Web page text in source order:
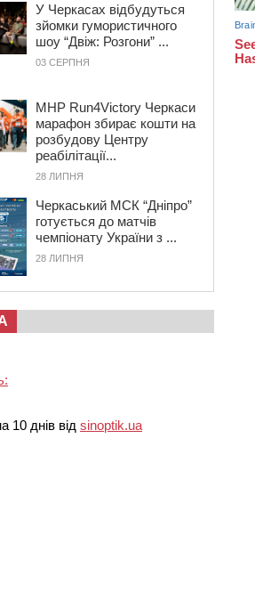
У Черкасах відбудуться
зйомки гумористичного
шоу “Двіж: Розгони” ...
03 СЕРПНЯ
MHP Run4Victory Черкаси
марафон збирає кошти на
розбудову Центру
реабілітації...
28 ЛИПНЯ
Черкаський МСК “Дніпро”
готується до матчів
чемпіонату України з ...
28 ЛИПНЯ
10 днів від sinoptik.ua